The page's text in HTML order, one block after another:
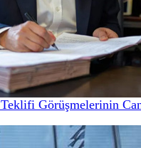
Görüşmelerinin